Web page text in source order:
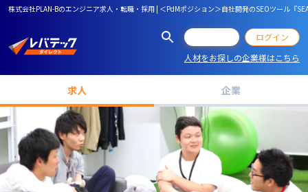
株式会社PLAN-Bのエンジニア求人・転職・採用 | ＜PdMポジション＞自社開発のSEOツール『
ログイン
人材をお探しの企業様はこちら
求人 企業